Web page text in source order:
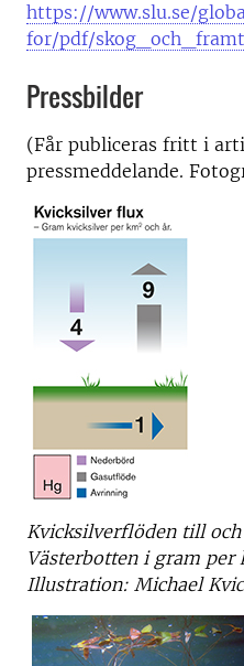
https://www.slu.se/
for/pdf/
Pressbilder
(Får publiceras fritt i
pressmeddelande.
Kvicksilverflöden till
Västerbotten i gram per
Illustration: Michael